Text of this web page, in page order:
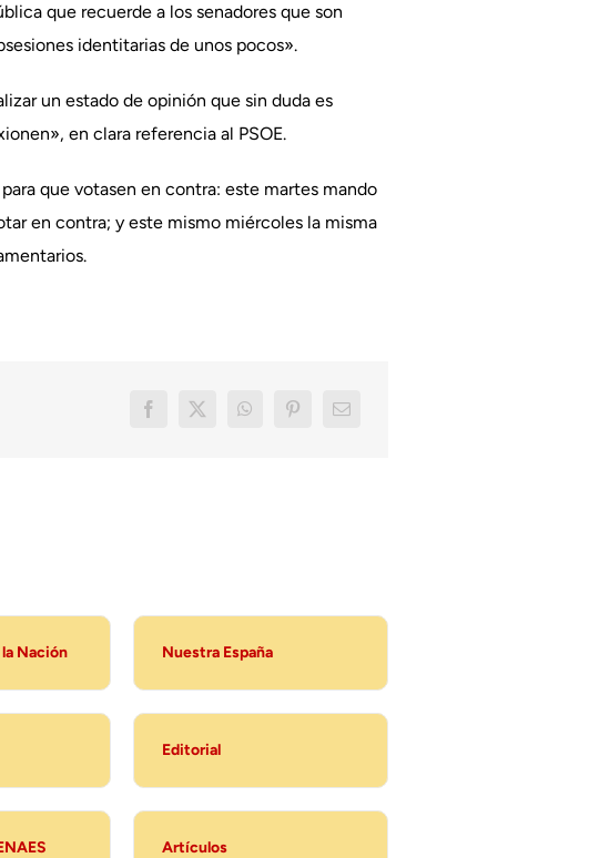
que recuerde a los senadores que son
identitarias de unos pocos».
un estado de opinión que sin duda es
en clara referencia al PSOE.
que votasen en contra: este martes mando
en contra; y este mismo miércoles la misma
Nación Nuestra España
Editorial
Artículos